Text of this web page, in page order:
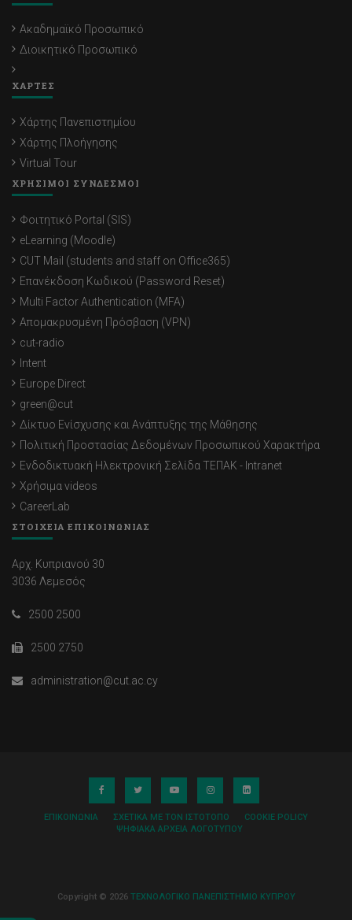
Ακαδημαϊκό Προσωπικό
Διοικητικό Προσωπικό
ΧΑΡΤΕΣ
Χάρτης Πανεπιστημίου
Χάρτης Πλοήγησης
Virtual Tour
ΧΡΗΣΙΜΟΙ ΣΥΝΔΕΣΜΟΙ
Φοιτητικό Portal (SIS)
eLearning (Moodle)
CUT Mail (students and staff on Office365)
Επανέκδοση Κωδικού (Password Reset)
Multi Factor Authentication (MFA)
Απομακρυσμένη Πρόσβαση (VPN)
cut-radio
Intent
Europe Direct
green@cut
Δίκτυο Ενίσχυσης και Ανάπτυξης της Μάθησης
Πολιτική Προστασίας Δεδομένων Προσωπικού Χαρακτήρα
Ενδοδικτυακή Ηλεκτρονική Σελίδα ΤΕΠΑΚ - Intranet
Χρήσιμα videos
CareerLab
ΣΤΟΙΧΕΙΑ ΕΠΙΚΟΙΝΩΝΙΑΣ
Αρχ. Κυπριανού 30
3036 Λεμεσός
2500 2500
2500 2750
administration@cut.ac.cy
ΕΠΙΚΟΙΝΩΝΊΑ ΣΧΕΤΙΚΆ ΜΕ ΤΟΝ ΙΣΤΌΤΟΠΟ
COOKIE POLICY
ΨΗΦΙΑΚΆ ΑΡΧΕΊΑ ΛΟΓΌΤΥΠΟΥ
Copyright © 2026 ΤΕΧΝΟΛΟΓΙΚΟ ΠΑΝΕΠΙΣΤΗΜΙΟ ΚΥΠΡΟΥ